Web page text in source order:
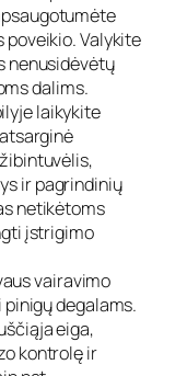
poveikio. Valykite
nenusidėvėtų
dalims.
laikykite
ir pagrindinių
netikėtoms
įstrigimo
vairavimo
degalams.
eiga,
kontrolę ir